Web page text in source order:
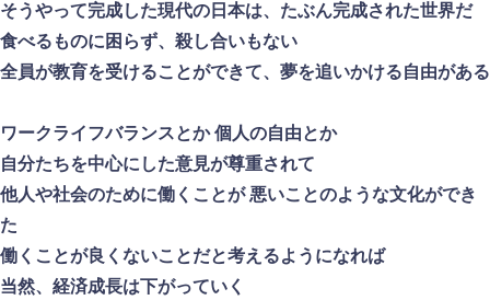
そうやって完成した現代の日本は、たぶん完成された世界だ
食べるものに困らず、殺し合いもない
全員が教育を受けることができて、夢を追いかける自由がある
ワークライフバランスとか 個人の自由とか
自分たちを中心にした意見が尊重されて
他人や社会のために働くことが 悪いことのような文化ができ
た
働くことが良くないことだと考えるようになれば
当然、経済成長は下がっていく